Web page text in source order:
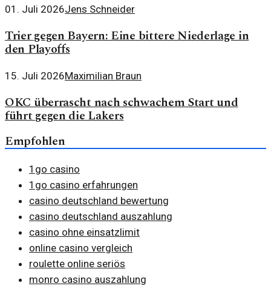
01. Juli 2026Jens Schneider
Trier gegen Bayern: Eine bittere Niederlage in
den Playoffs
15. Juli 2026Maximilian Braun
OKC überrascht nach schwachem Start und
führt gegen die Lakers
Empfohlen
1go casino
1go casino erfahrungen
casino deutschland bewertung
casino deutschland auszahlung
casino ohne einsatzlimit
online casino vergleich
roulette online seriös
monro casino auszahlung